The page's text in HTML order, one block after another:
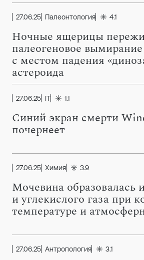
27.06.25 Палеонтология 4.1
Ночные ящерицы
палеогеновое
с местом падения
астероида
27.06.25 IT 1.1
Синий экран смерти
почернеет
27.06.25 Химия 3.9
Мочевина образовалась
и углекислого газа при
температуре и
27.06.25 Антропология 3.1